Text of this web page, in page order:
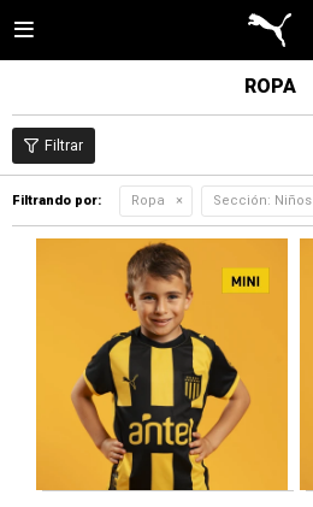

ROPA
Filtrando por: Ropa Sección: Niños